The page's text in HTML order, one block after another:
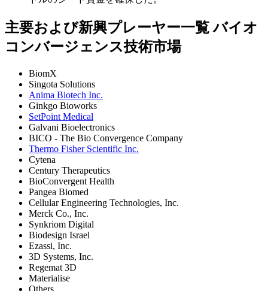
主要および新興プレーヤー一覧 バイオ
コンバージェンス技術市場
BiomX
Singota Solutions
Anima Biotech Inc.
Ginkgo Bioworks
SetPoint Medical
Galvani Bioelectronics
BICO - The Bio Convergence Company
Thermo Fisher Scientific Inc.
Cytena
Century Therapeutics
BioConvergent Health
Pangea Biomed
Cellular Engineering Technologies, Inc.
Merck Co., Inc.
Synkriom Digital
Biodesign Israel
Ezassi, Inc.
3D Systems, Inc.
Regemat 3D
Materialise
Others